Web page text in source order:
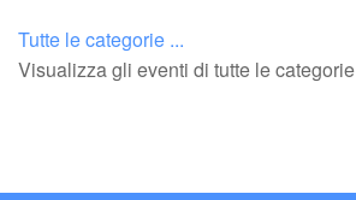
Tutte le categorie ...
Visualizza gli eventi di tutte le categorie